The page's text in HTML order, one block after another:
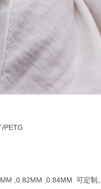
PETG
,0.82MM ,0.84MM 可定制。